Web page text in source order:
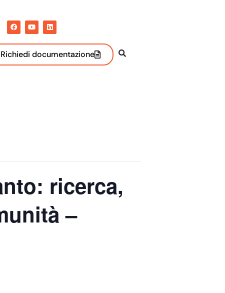
Richiedi documentazione
ricerca,
–